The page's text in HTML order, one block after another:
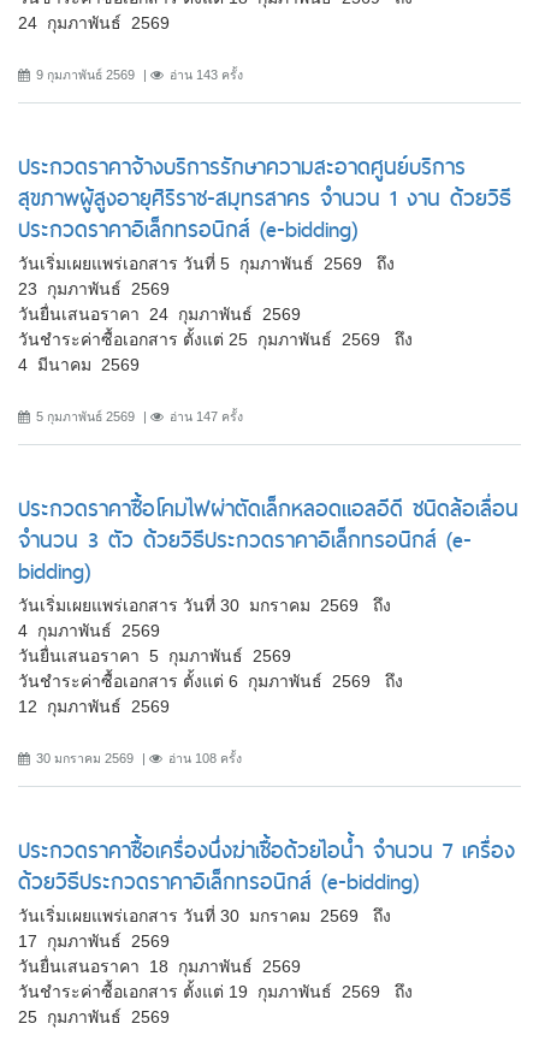
24 กุมภาพันธ์ 2569
9 กุมภาพันธ์ 2569 อ่าน 143 ครั้ง
ประกวดราคาจ้างบริการรักษาความสะอาดศูนย์บริการ
สุขภาพผู้สูงอายุศิริราช-สมุทรสาคร จำนวน 1 งาน ด้วยวิธี
ประกวดราคาอิเล็กทรอนิกส์ (e-bidding)
วันเริ่มเผยแพร่เอกสาร วันที่ 5 กุมภาพันธ์ 2569 ถึง
23 กุมภาพันธ์ 2569
วันยื่นเสนอราคา 24 กุมภาพันธ์ 2569
วันชำระค่าซื้อเอกสาร ตั้งแต่ 25 กุมภาพันธ์ 2569 ถึง
4 มีนาคม 2569
5 กุมภาพันธ์ 2569 อ่าน 147 ครั้ง
ประกวดราคาซื้อโคมไฟผ่าตัดเล็กหลอดแอลอีดี ชนิดล้อเลื่อน
จำนวน 3 ตัว ด้วยวิธีประกวดราคาอิเล็กทรอนิกส์ (e-
bidding)
วันเริ่มเผยแพร่เอกสาร วันที่ 30 มกราคม 2569 ถึง
4 กุมภาพันธ์ 2569
วันยื่นเสนอราคา 5 กุมภาพันธ์ 2569
วันชำระค่าซื้อเอกสาร ตั้งแต่ 6 กุมภาพันธ์ 2569 ถึง
12 กุมภาพันธ์ 2569
30 มกราคม 2569 อ่าน 108 ครั้ง
ประกวดราคาซื้อเครื่องนึ่งฆ่าเชื้อด้วยไอน้ำ จำนวน 7 เครื่อง
ด้วยวิธีประกวดราคาอิเล็กทรอนิกส์ (e-bidding)
วันเริ่มเผยแพร่เอกสาร วันที่ 30 มกราคม 2569 ถึง
17 กุมภาพันธ์ 2569
วันยื่นเสนอราคา 18 กุมภาพันธ์ 2569
วันชำระค่าซื้อเอกสาร ตั้งแต่ 19 กุมภาพันธ์ 2569 ถึง
25 กุมภาพันธ์ 2569